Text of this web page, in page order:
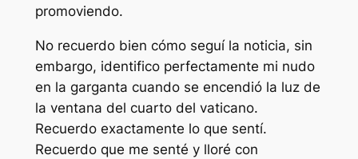
promoviendo.
No recuerdo bien cómo seguí la noticia, sin
embargo, identifico perfectamente mi nudo
en la garganta cuando se encendió la luz de
la ventana del cuarto del vaticano.
Recuerdo exactamente lo que sentí.
Recuerdo que me senté y lloré con